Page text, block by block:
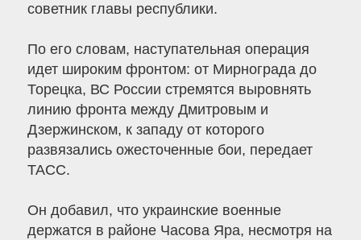
советник главы республики.
По его словам, наступательная операция
идет широким фронтом: от Мирнограда до
Торецка, ВС России стремятся выровнять
линию фронта между Дмитровым и
Дзержинском, к западу от которого
развязались ожесточенные бои, передает
ТАСС.
Он добавил, что украинские военные
держатся в районе Часова Яра, несмотря на